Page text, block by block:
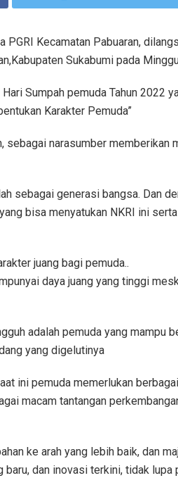
PGRI Kecamatan Pabuaran,
Sukabumi pada
Sumpah pemuda Tahun 2022
Karakter Pemuda”
sebagai narasumber memberikan
sebagai generasi bangsa. Dan
bisa menyatukan NKRI ini
juang bagi pemuda..
daya juang yang tinggi
adalah pemuda yang mampu
yang digelutinya
ini pemuda memerlukan
macam tantangan
ke arah yang lebih baik, dan
dan inovasi terkini, tidak lupa